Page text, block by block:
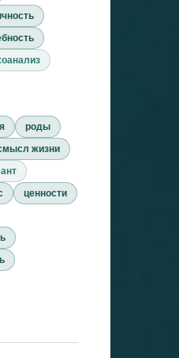
роды
жизни
ценности